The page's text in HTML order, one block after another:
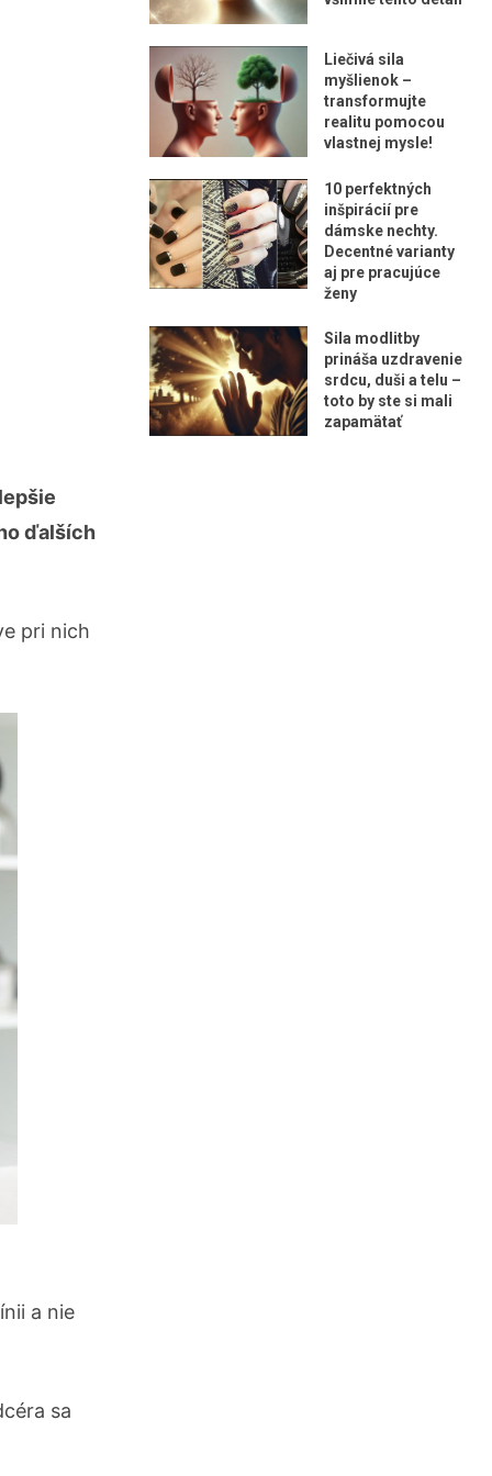
ďalších
pri nich
a nie
sa
Liečivá sila
myšlienok –
transformujte
realitu pomocou
vlastnej mysle!
10 perfektných
inšpirácií pre
dámske nechty.
Decentné varianty
aj pre pracujúce
ženy
Sila modlitby
prináša uzdravenie
srdcu, duši a telu –
toto by ste si mali
zapamätať